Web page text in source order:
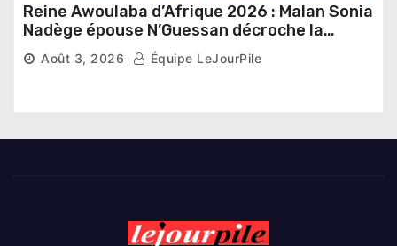
Reine Awoulaba d’Afrique 2026 : Malan Sonia
Nadège épouse N’Guessan décroche la
couronne
Août 3, 2026 Équipe LeJourPile